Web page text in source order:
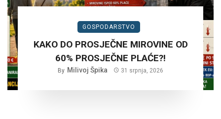
GOSPODARSTVO
KAKO DO PROSJEČNE MIROVINE OD
60% PROSJEČNE PLAĆE?!
By Milivoj Špika 31 srpnja, 2026